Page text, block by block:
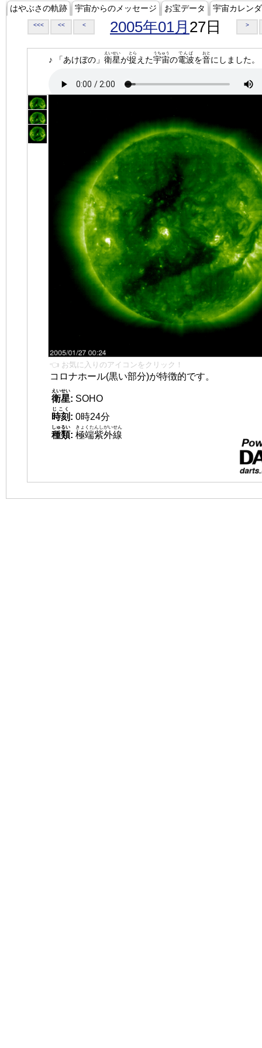
はやぶさの軌跡 宇宙からのメッセージ お宝データ 宇宙カレン
<<< << < 2005年01月 27日 >
♪ 「あけぼの」 衛星
えいせい
が捉
とら
えた宇宙
うちゅう
の電波
でんぱ
を音
おと
にしました。
👈 お気に入りのアイコンをクリック！
コロナホール(黒い部分)が特徴的です。
衛星
えいせい
: SOHO
時刻
じこく
: 0時24分
種類
しゅるい
: 極端紫外線
きょくたんしがいせん